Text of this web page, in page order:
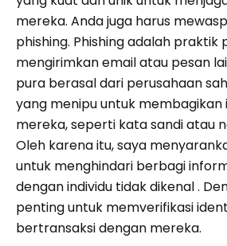
mereka. Anda juga harus
phishing. Phishing adalah praktik
mengirimkan email atau pesan
pura berasal dari perusahaan
yang menipu untuk
mereka, seperti kata sandi atau
Oleh karena itu, saya
untuk menghindari berbagi
dengan individu tidak dikenal .
penting untuk memverifikasi
bertransaksi dengan mereka.